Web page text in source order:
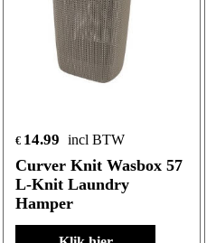
€ 14.99 incl BTW
Curver Knit Wasbox 57
L-Knit Laundry
Hamper